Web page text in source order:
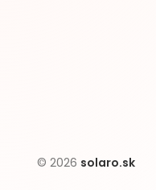
© 2026 solaro.sk